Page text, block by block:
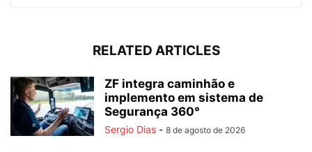
RELATED ARTICLES
ZF integra caminhão e
implemento em sistema de
Segurança 360°
Sergio Dias - 8 de agosto de 2026